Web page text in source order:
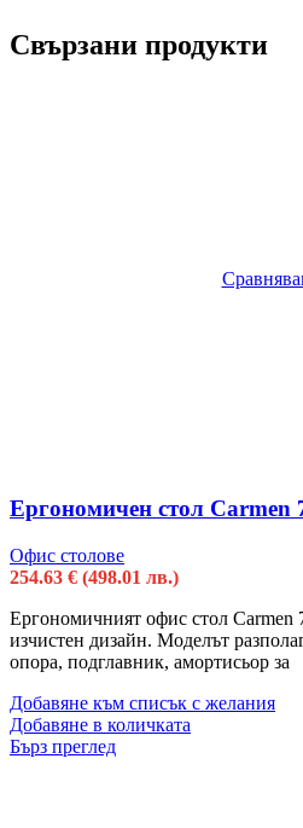
Свързани продукти
Ергономичен стол Carmen
Офис столове
254.63 € (498.01 лв.)
Ергономичният офис стол Carmen
изчистен дизайн. Моделът
опора, подглавник, амортисьор за
Добавяне към списък с желания
Добавяне в количката
Бърз преглед